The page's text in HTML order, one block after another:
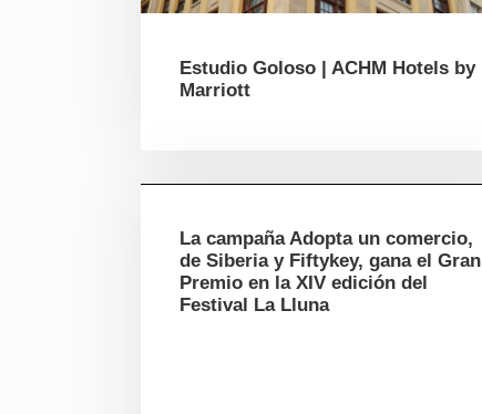
Estudio Goloso | ACHM Hotels by
Marriott
La campaña Adopta un comercio,
de Siberia y Fiftykey, gana el Gran
Premio en la XIV edición del
Festival La Lluna